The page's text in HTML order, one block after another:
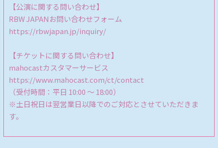
【公演に関する問い合わせ】
RBW JAPANお問い合わせフォーム
https://rbwjapan.jp/inquiry/
【チケットに関する問い合わせ】
mahocastカスタマーサービス
https://www.mahocast.com/ct/contact
（受付時間：平日 10:00 ～ 18:00）
※土日祝日は翌営業日以降でのご対応とさせていただきま
す。